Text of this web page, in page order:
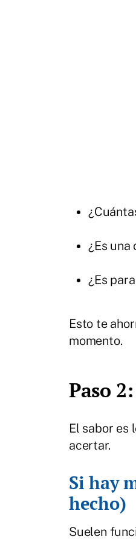
¿Es una
¿Es
Esto te
momento.
Paso
El sabor es
acertar.
Si hay
hecho)
Suelen